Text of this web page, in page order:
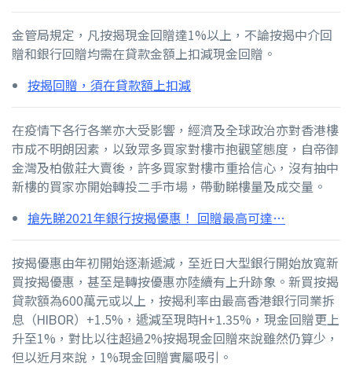
金管局規定，凡按揭現金回贈達1%以上，不論按揭中介回
贈和銀行回贈均需在貸款金額上扣減現金回贈。
按揭回贈，須在貸款額上扣減
在疫情下各行各業亦大受影響，經濟及全球政治亦對香港樓
市成不明朗因素，以致眾多買家對樓市抱觀望態度，自帝御
金灣及柏傲莊大賣後，許多買家對樓市重拾信心，沒有抽中
新樓的買家亦開始轉投二手市場，帶動睇樓量及成交量。
搶先睇2021年銀行按揭優惠！ 回贈最高可達…
按揭優惠由年初開始逐漸遞減，至近日大型銀行開始放寬新
買按揭優惠，甚至是轉按優惠亦陸續有上升跡象。新買按揭
貸款額為600萬元或以上，按揭利率由最高香港銀行同業拆
息（HIBOR）+1.5%，遞減至現時H+1.35%，現金回贈更上
升至1%，對比以往超過2%按揭現金回贈來說雖然仍算少，
但以近月來說，1%現金回贈實屬吸引。